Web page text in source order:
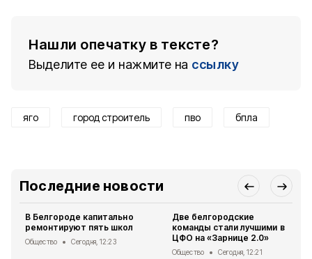
Нашли опечатку в тексте?
Выделите ее и нажмите на ссылку
яго город строитель пво бпла
Последние новости
В Белгороде капитально
ремонтируют пять школ
Общество Сегодня, 12:23
Две белгородские
команды стали лучшими в
ЦФО на «Зарнице 2.0»
Общество Сегодня, 12:21